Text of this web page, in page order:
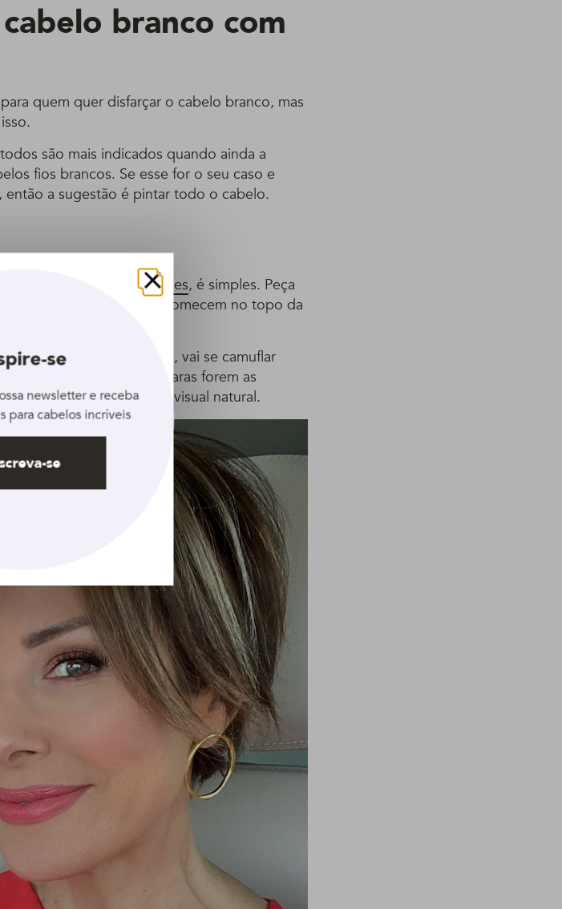
branco com
quem quer disfarçar o cabelo branco, mas
são mais indicados quando ainda a
fios brancos. Se esse for o seu caso e
a sugestão é pintar todo o cabelo.
o cabelo branco comluzes, é simples. Peça
bem fininhas que comecem no topo da
aos fios brancos, vai se camuflar
Portanto, quanto mais claras forem as
brancos e dei deixar o visual natural.
Fechar
se
newsletter e receba
para cabelos incríveis
se